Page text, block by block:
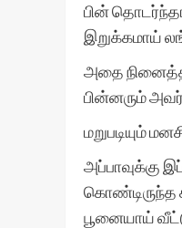
பின்
இறுக்கமாய்
அதை
பின்னரும்
மறுபடியும்
அப்பாவுக்கு
கொண்டிருந்த
பூனையாய்